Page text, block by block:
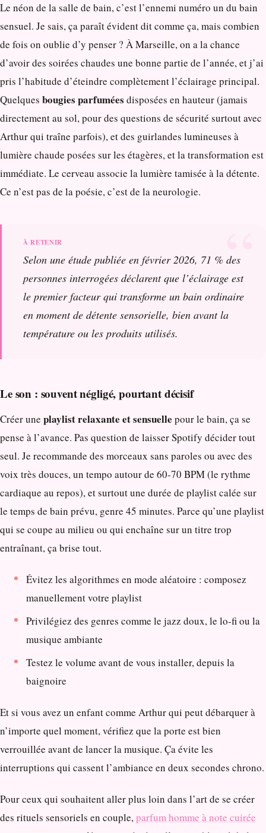
Le néon de la salle de bain, c’est l’ennemi numéro un du bain
sensuel. Je sais, ça paraît évident dit comme ça, mais combien
de fois on oublie d’y penser ? À Marseille, on a la chance
d’avoir des soirées chaudes une bonne partie de l’année, et j’ai
pris l’habitude d’éteindre complètement l’éclairage principal.
Quelques bougies parfumées disposées en hauteur (jamais
directement au sol, pour des questions de sécurité surtout avec
Arthur qui traîne parfois), et des guirlandes lumineuses à
lumière chaude posées sur les étagères, et la transformation est
immédiate. Le cerveau associe la lumière tamisée à la détente.
Ce n’est pas de la poésie, c’est de la neurologie.
Selon une étude publiée en février 2026, 71 % des
personnes interrogées déclarent que l’éclairage est
le premier facteur qui transforme un bain ordinaire
en moment de détente sensorielle, bien avant la
température ou les produits utilisés.
Le son : souvent négligé, pourtant décisif
Créer une playlist relaxante et sensuelle pour le bain, ça se
pense à l’avance. Pas question de laisser Spotify décider tout
seul. Je recommande des morceaux sans paroles ou avec des
voix très douces, un tempo autour de 60-70 BPM (le rythme
cardiaque au repos), et surtout une durée de playlist calée sur
le temps de bain prévu, genre 45 minutes. Parce qu’une playlist
qui se coupe au milieu ou qui enchaîne sur un titre trop
entraînant, ça brise tout.
Évitez les algorithmes en mode aléatoire : composez
manuellement votre playlist
Privilégiez des genres comme le jazz doux, le lo-fi ou la
musique ambiante
Testez le volume avant de vous installer, depuis la
baignoire
Et si vous avez un enfant comme Arthur qui peut débarquer à
n’importe quel moment, vérifiez que la porte est bien
verrouillée avant de lancer la musique. Ça évite les
interruptions qui cassent l’ambiance en deux secondes chrono.
Pour ceux qui souhaitent aller plus loin dans l’art de se créer
des rituels sensoriels en couple,parfum homme à note cuirée